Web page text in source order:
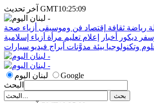
آخر تحديث GMT10:25:09
رياضة ثقافة إقتصاد فن وموسيقى أزياء صحة
ديكور أخبار إعلام تعليم مرأة أزياء إسلامية
وتكنولوجيا بيئة مدوَّنات أبراج فيديو سيارات
لبنان اليوم
Google
البحث